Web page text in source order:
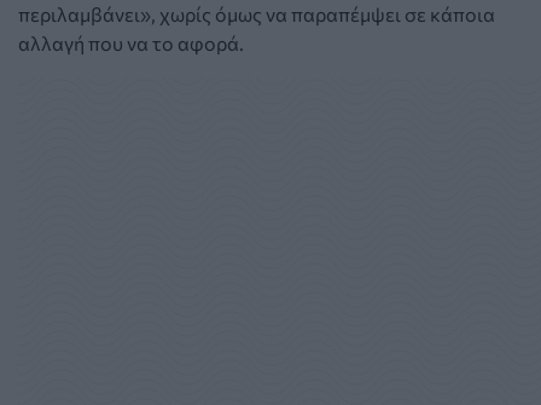
περιλαμβάνει», χωρίς όμως να παραπέμψει σε κάποια
αλλαγή που να το αφορά.